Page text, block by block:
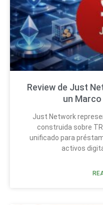
Review de Just
un Marco
Just Network
construida sobre
unificado para
activos